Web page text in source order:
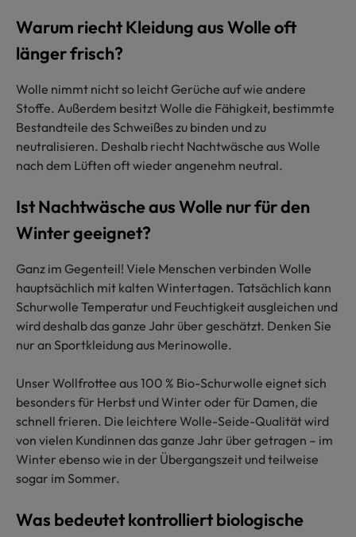
Warum riecht Kleidung aus Wolle oft
länger frisch?
Wolle nimmt nicht so leicht Gerüche auf wie andere
Stoffe. Außerdem besitzt Wolle die Fähigkeit, bestimmte
Bestandteile des Schweißes zu binden und zu
neutralisieren. Deshalb riecht Nachtwäsche aus Wolle
nach dem Lüften oft wieder angenehm neutral.
Ist Nachtwäsche aus Wolle nur für den
Winter geeignet?
Ganz im Gegenteil! Viele Menschen verbinden Wolle
hauptsächlich mit kalten Wintertagen. Tatsächlich kann
Schurwolle Temperatur und Feuchtigkeit ausgleichen und
wird deshalb das ganze Jahr über geschätzt. Denken Sie
nur an Sportkleidung aus Merinowolle.
Unser Wollfrottee aus 100 % Bio-Schurwolle eignet sich
besonders für Herbst und Winter oder für Damen, die
schnell frieren. Die leichtere Wolle-Seide-Qualität wird
von vielen Kundinnen das ganze Jahr über getragen – im
Winter ebenso wie in der Übergangszeit und teilweise
sogar im Sommer.
Was bedeutet kontrolliert biologische